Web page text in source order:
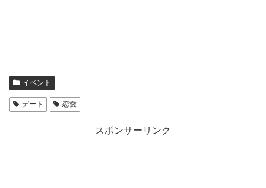
イベント
デート 恋愛
スポンサーリンク